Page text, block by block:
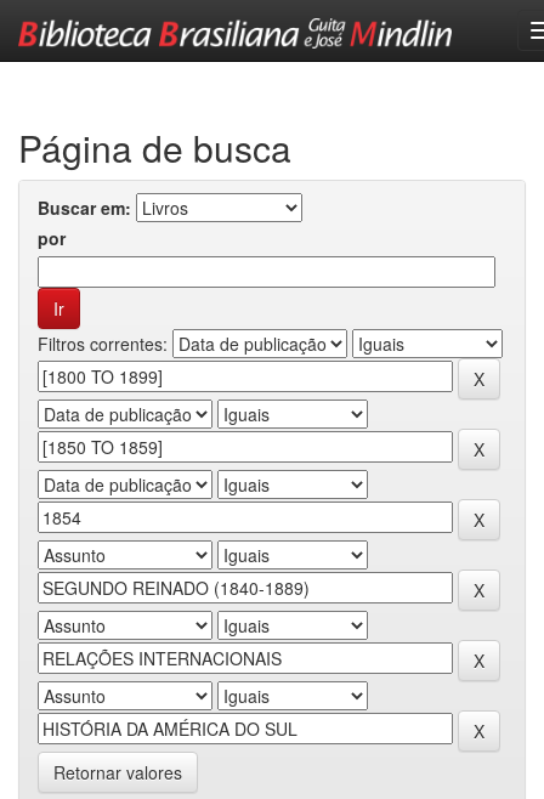
Página de busca
Buscar em:
por
Filtros correntes:
Retornar valores